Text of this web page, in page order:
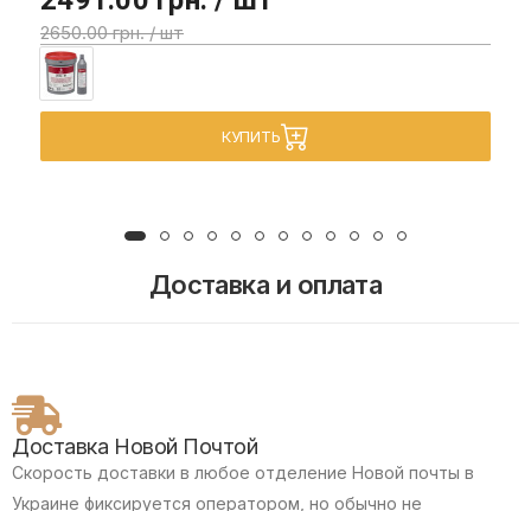
2650.00 грн. / шт
КУПИТЬ
Доставка и оплата
Доставка Новой Почтой
Скорость доставки в любое отделение Новой почты в
Украине фиксируется оператором, но обычно не